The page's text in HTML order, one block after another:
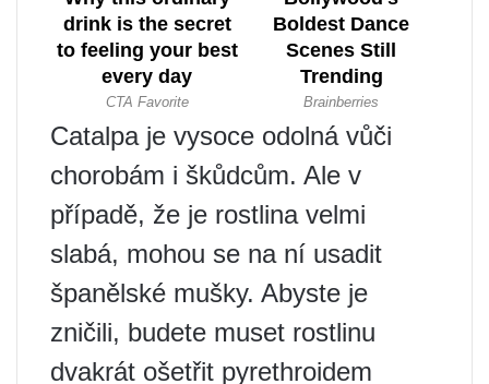
Catalpa je vysoce odolná vůči
chorobám i škůdcům. Ale v
případě, že je rostlina velmi
slabá, mohou se na ní usadit
španělské mušky. Abyste je
zničili, budete muset rostlinu
dvakrát ošetřit pyrethroidem